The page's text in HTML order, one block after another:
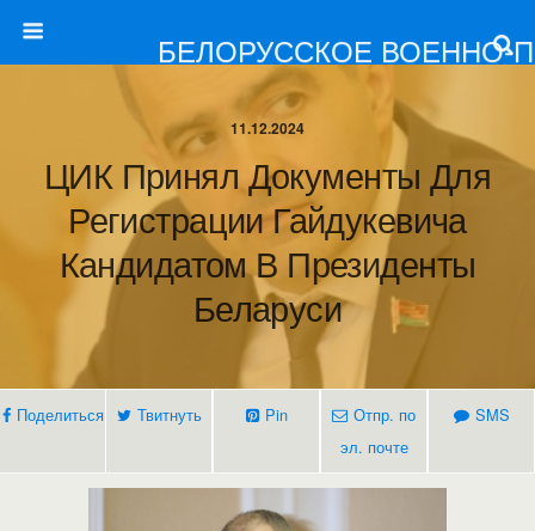
БЕЛОРУССКОЕ ВОЕННО-
11.12.2024
ЦИК Принял Документы Для
Регистрации Гайдукевича
Кандидатом В Президенты
Беларуси
Поделиться Твитнуть Pin
Отпр. по
эл. почте
SMS